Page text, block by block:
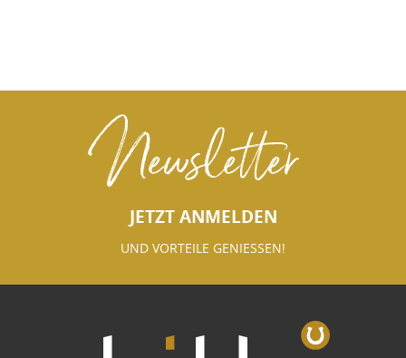
Newsletter
JETZT ANMELDEN
UND VORTEILE GENIESSEN!